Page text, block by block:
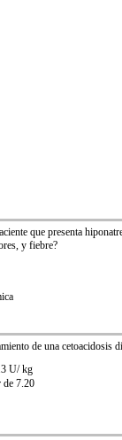
que presenta
y fiebre?
de una cetoacidosis
U/ kg
de 7.20